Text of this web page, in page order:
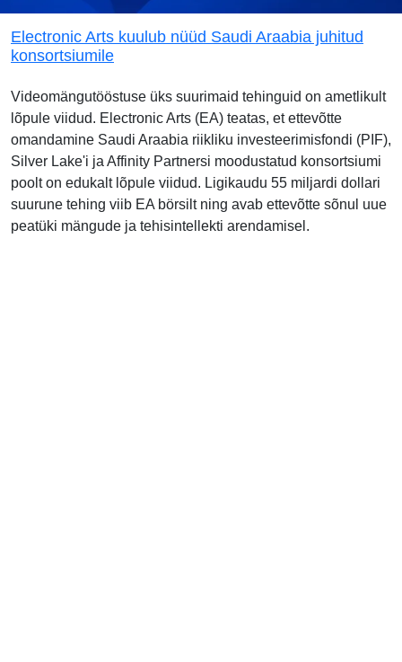
Electronic Arts kuulub nüüd Saudi Araabia juhitud
konsortsiumile
Videomängutööstuse üks suurimaid tehinguid on ametlikult
lõpule viidud. Electronic Arts (EA) teatas, et ettevõtte
omandamine Saudi Araabia riikliku investeerimisfondi (PIF),
Silver Lake'i ja Affinity Partnersi moodustatud konsortsiumi
poolt on edukalt lõpule viidud. Ligikaudu 55 miljardi dollari
suurune tehing viib EA börsilt ning avab ettevõtte sõnul uue
peatüki mängude ja tehisintellekti arendamisel.